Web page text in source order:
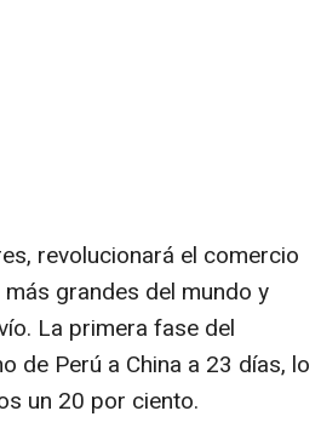
revolucionará el comercio
grandes del mundo y
La primera fase del
de Perú a China a 23 días, lo
un 20 por ciento.